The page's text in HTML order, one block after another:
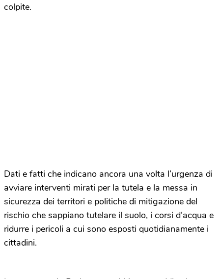
colpite.
Dati e fatti che indicano ancora una volta l’urgenza di
avviare interventi mirati per la tutela e la messa in
sicurezza dei territori e politiche di mitigazione del
rischio che sappiano tutelare il suolo, i corsi d’acqua e
ridurre i pericoli a cui sono esposti quotidianamente i
cittadini.